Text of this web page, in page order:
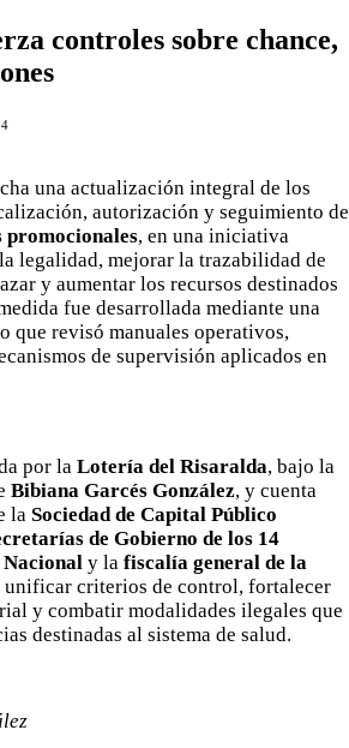
controles sobre chance,
una actualización integral de los
autorización y seguimiento de
promocionales, en una iniciativa
legalidad, mejorar la trazabilidad de
y aumentar los recursos destinados
fue desarrollada mediante una
que revisó manuales operativos,
de supervisión aplicados en
por la Lotería del Risaralda, bajo la
Bibiana Garcés González, y cuenta
la Sociedad de Capital Público
de Gobierno de los 14
y la fiscalía general de la
unificar criterios de control, fortalecer
y combatir modalidades ilegales que
destinadas al sistema de salud.